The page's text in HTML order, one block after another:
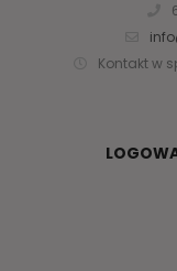
Kontakt w